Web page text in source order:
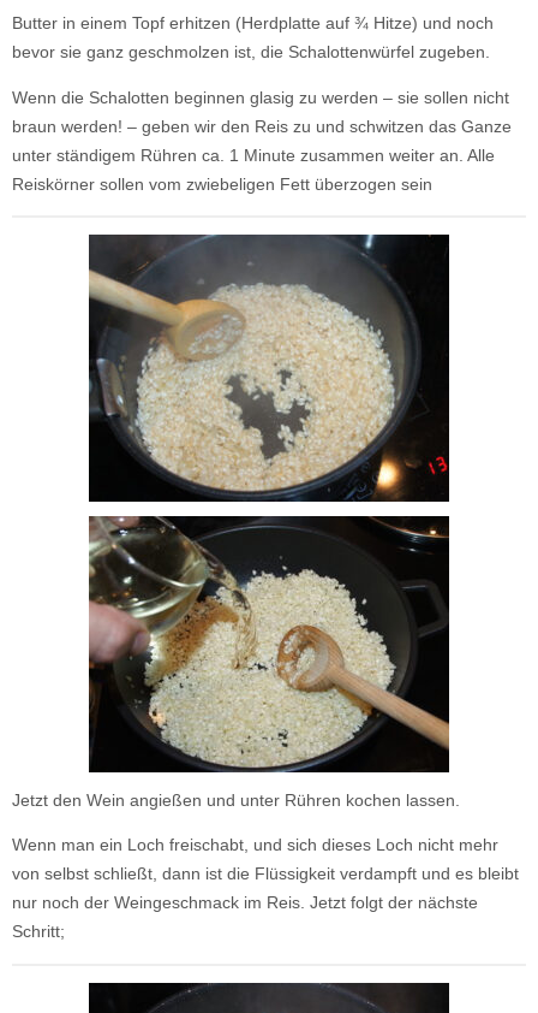
Butter in einem Topf erhitzen (Herdplatte auf ¾ Hitze) und noch
bevor sie ganz geschmolzen ist, die Schalottenwürfel zugeben.
Wenn die Schalotten beginnen glasig zu werden – sie sollen nicht
braun werden! – geben wir den Reis zu und schwitzen das Ganze
unter ständigem Rühren ca. 1 Minute zusammen weiter an. Alle
Reiskörner sollen vom zwiebeligen Fett überzogen sein
Jetzt den Wein angießen und unter Rühren kochen lassen.
Wenn man ein Loch freischabt, und sich dieses Loch nicht mehr
von selbst schließt, dann ist die Flüssigkeit verdampft und es bleibt
nur noch der Weingeschmack im Reis. Jetzt folgt der nächste
Schritt;